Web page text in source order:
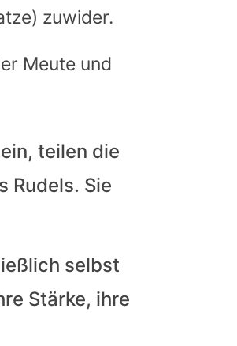
zuwider.
Meute und
teilen die
Rudels. Sie
selbst
Stärke, ihre